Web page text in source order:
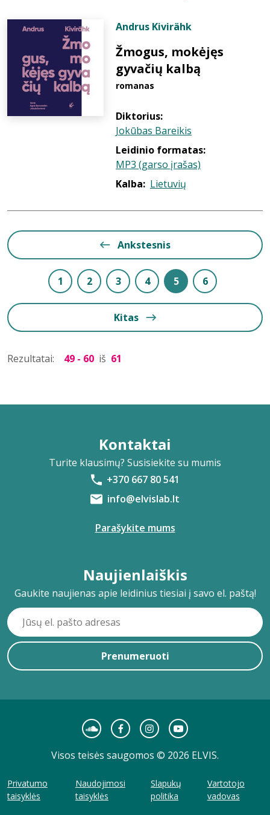
Andrus Kivirähk
Žmogus, mokėjęs
gyvačių kalbą
romanas
Diktorius:
Jokūbas Bareikis
Leidinio formatas:
MP3 (garso įrašas)
Kalba: Lietuvių
Ankstesnis
1 2 3 4 5 6
Kitas
Rezultatai: 49 - 60 iš 61
Kontaktai
Turite klausimų? Susisiekite su mumis
+370 667 80 541
info@elvislab.lt
Parašykite mums
Naujienlaiškis
Gaukite naujienas apie leidinius tiesiai į savo el. paštą!
Prenumeruoti
Visos teisės saugomos © 2026 ELVIS.
Privatumo
taisyklės
Naudojimosi
taisyklės
Slapukų
politika
Vartotojo
vadovas